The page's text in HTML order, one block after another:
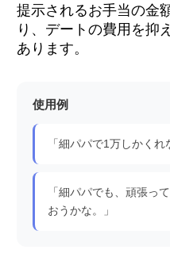
提示されるお手当の金
り、デートの費用を抑
あります。
使用例
「細パパで1万しかく
「細パパでも、頑張っ
おうかな。」